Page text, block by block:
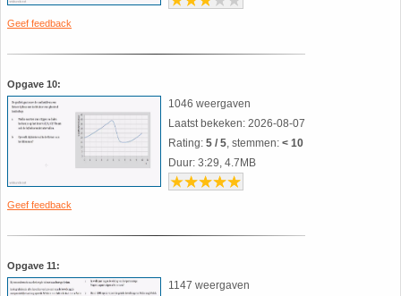
Geef feedback
Opgave 10:
Geef feedback
1046 weergaven
Laatst bekeken: 2026-08-07
Rating: 5 / 5, stemmen: < 10
Duur: 3:29, 4.7MB
Opgave 11:
1147 weergaven